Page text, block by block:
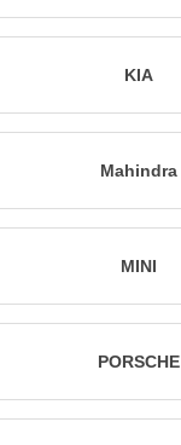
KIA
Mahindra
MINI
PORSCHE